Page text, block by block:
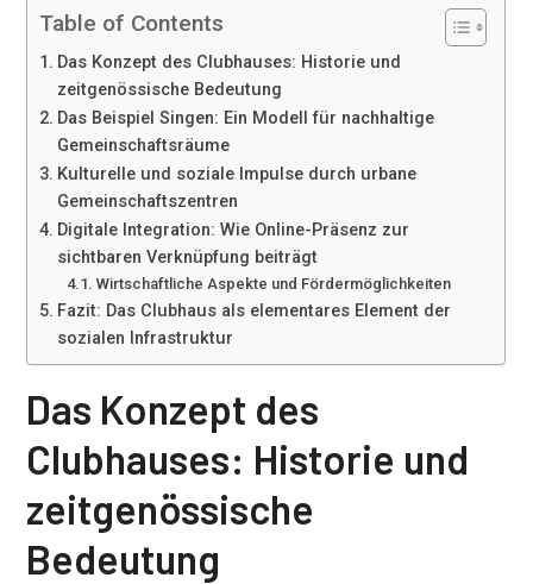
Table of Contents
Das Konzept des Clubhauses: Historie und
zeitgenössische Bedeutung
Das Beispiel Singen: Ein Modell für nachhaltige
Gemeinschaftsräume
Kulturelle und soziale Impulse durch urbane
Gemeinschaftszentren
Digitale Integration: Wie Online-Präsenz zur
sichtbaren Verknüpfung beiträgt
Wirtschaftliche Aspekte und Fördermöglichkeiten
Fazit: Das Clubhaus als elementares Element der
sozialen Infrastruktur
Das Konzept des
Clubhauses: Historie und
zeitgenössische
Bedeutung